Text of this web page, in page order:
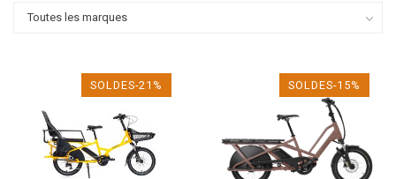
SOLDES-21% SOLDES-15%